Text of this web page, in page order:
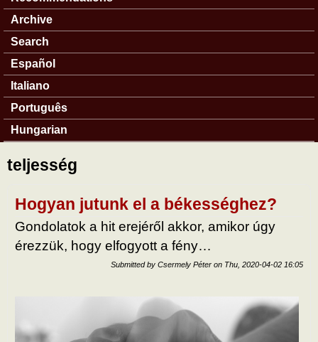
Archive
Search
Español
Italiano
Português
Hungarian
teljesség
Hogyan jutunk el a békességhez?
Gondolatok a hit erejéről akkor, amikor úgy
érezzük, hogy elfogyott a fény…
Submitted by Csermely Péter on Thu, 2020-04-02 16:05